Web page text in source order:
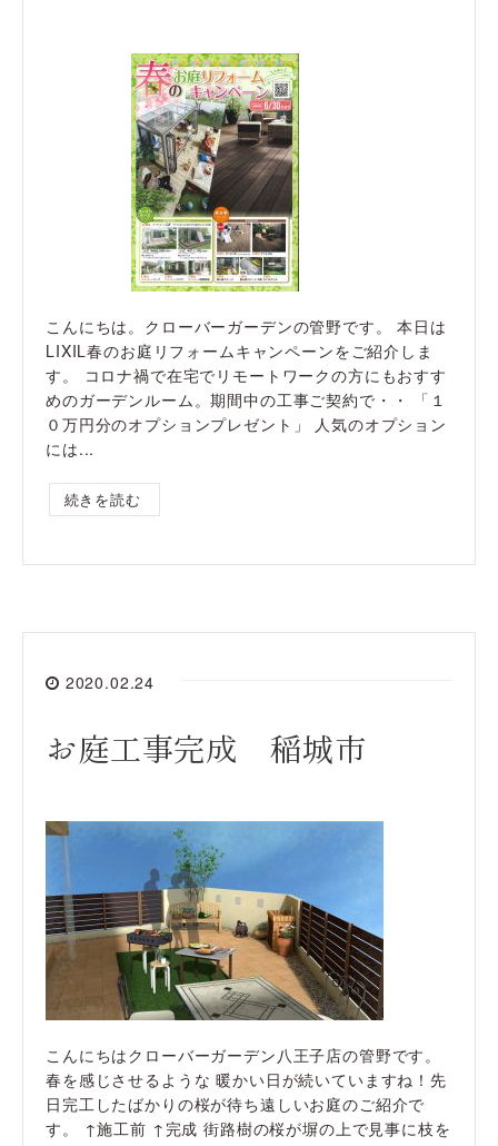
こんにちは。クローバーガーデンの管野です。 本日は
LIXIL春のお庭リフォームキャンペーンをご紹介しま
す。 コロナ禍で在宅でリモートワークの方にもおすす
めのガーデンルーム。期間中の工事ご契約で・・ 「１
０万円分のオプションプレゼント」 人気のオプション
には...
続きを読む
2020.02.24
お庭工事完成 稲城市
こんにちはクローバーガーデン八王子店の管野です。
春を感じさせるような 暖かい日が続いていますね！先
日完工したばかりの桜が待ち遠しいお庭のご紹介で
す。 ↑施工前 ↑完成 街路樹の桜が塀の上で見事に枝を